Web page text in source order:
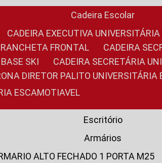
Cadeira Escolar
CADEIRA EXECUTIVA
FRONTAL
CADEIRA
SKI
CADEIRA SECRETÁRIA
DIRETOR PALITO
ESCAMOTIAVEL
Escritório
Armários
ALTO FECHADO 1 PORTA M25